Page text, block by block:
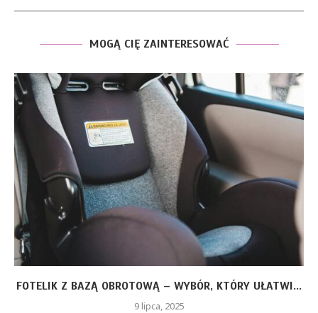
MOGĄ CIĘ ZAINTERESOWAĆ
FOTELIK Z BAZĄ OBROTOWĄ – WYBÓR, KTÓRY UŁATWI...
9 lipca, 2025